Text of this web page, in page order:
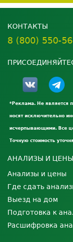
КОНТАКТЫ
8 (800) 550-
*Реклама. Не является
носят исключительно
исчерпывающими. Все
Точную стоимость
АНАЛИЗЫ И ЦЕНЫ
Анализы и цены
Где сдать
Выезд на дом
Подготовка к
Расшифровка